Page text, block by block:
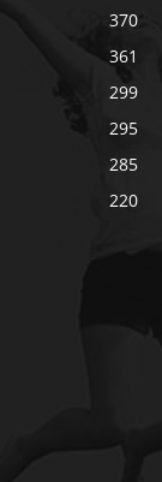
370
361
299
295
285
220